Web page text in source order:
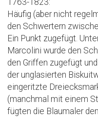
1763-1823:
Häufig (aber nicht
den Schwertern
Ein Punkt zugefügt.
Marcolini wurde den
den Griffen zugefügt
der unglasierten
eingeritzte
(manchmal mit einem
fügten die Blaumaler